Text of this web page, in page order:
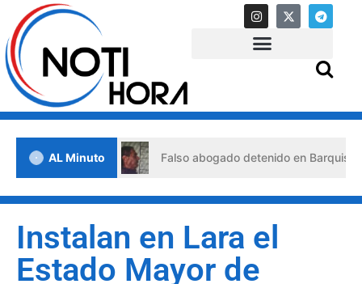
AL Minuto
crisis Falso abogado detenido en Barquisimeto:
Instalan en Lara el
Estado Mayor de